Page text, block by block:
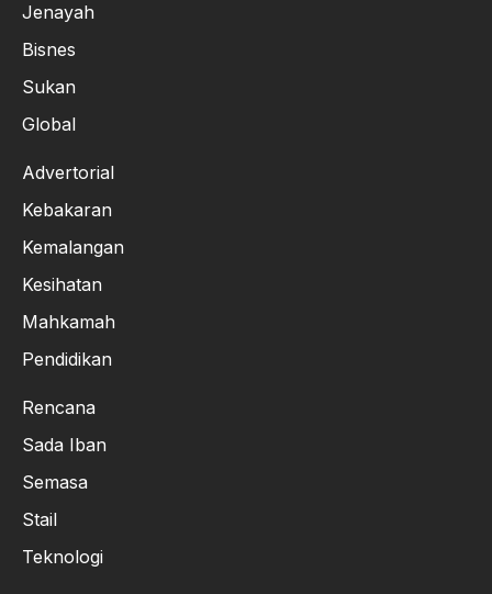
Jenayah
Bisnes
Sukan
Global
Advertorial
Kebakaran
Kemalangan
Kesihatan
Mahkamah
Pendidikan
Rencana
Sada Iban
Semasa
Stail
Teknologi